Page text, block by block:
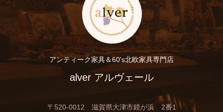
アンティーク家具＆60's北欧家具専門店
alver アルヴェール
〒520-0012 滋賀県大津市鏡が浜 2番1